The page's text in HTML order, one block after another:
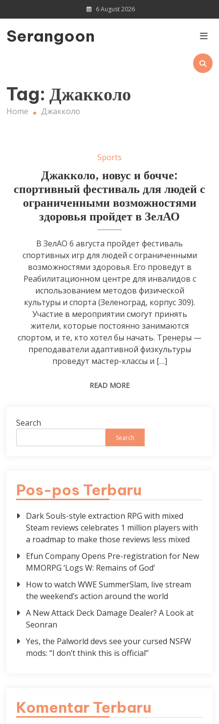
to
content
6 August 2026
Serangoon
Tag:Джакколо
Home Джакколо
Sports
Джакколо, новус и бочче:
спортивный фестиваль для людей с
ограниченными возможностями
здоровья пройдет в ЗелАО
В ЗелАО 6 августа пройдет фестиваль
спортивных игр для людей с ограниченными
возможностями здоровья. Его проведут в
Реабилитационном центре для инвалидов с
использованием методов физической
культуры и спорта (Зеленоград, корпус 309).
Участие в мероприятии смогут принять
жители, которые постоянно занимаются
спортом, и те, кто хотел бы начать. Тренеры —
преподаватели адаптивной физкультуры
проведут мастер-классы и […]
READ MORE
Search
Search
Pos-pos Terbaru
Dark Souls-style extraction RPG with mixed
Steam reviews celebrates 1 million players with
a roadmap to make those reviews less mixed
Efun Company Opens Pre-registration for New
MMORPG ‘Logs W: Remains of God’
How to watch WWE SummerSlam, live stream
the weekend’s action around the world
A New Attack Deck Damage Dealer? A Look at
Seonran
Yes, the Palworld devs see your cursed NSFW
mods: “I don’t think this is official”
Komentar Terbaru